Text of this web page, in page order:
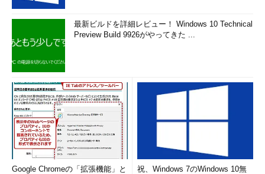
マンド・バーの［ディスクに書き込む］をクリッ
データを書き込まず、クリアする場合に
は、コマンド・バーの［一時的なファイルを削除
する］をクリックする。
この状態では、まだCD／DVD-Rにデータが書き込まれていな
いので、コマンド・バーの［ディスクに書き込む］をクリックす
る。［ディスクへの書き込み］ウィザードが起動するので、ディ
スクのタイトルを修正や書き込み速度の指定などを行い、［次
へ］ボタンをクリックすると、データのCD／DVD-Rへの書き込
みが開始される。
最新ビルドを詳細レビュー！ Windows 10 Technical
Preview Build 9926がやってきた ...
Google Chromeの「拡張機能」と
祝、Windows 7のWindows 10無